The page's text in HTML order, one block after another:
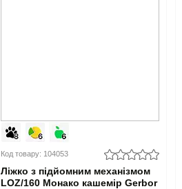
Код товару: 104053
Ліжко з підйомним механізмом
LOZ/160 Монако кашемір Gerbor